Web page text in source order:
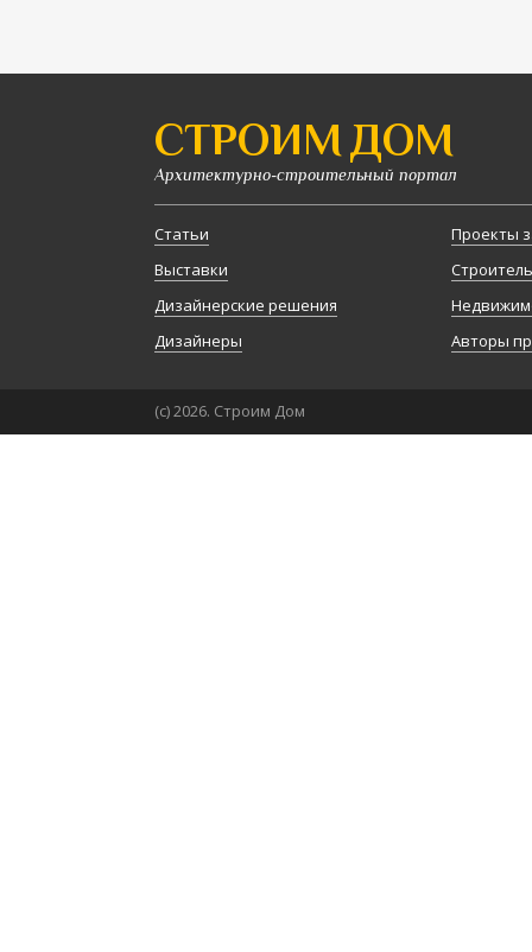
СТРОИМ ДОМ
Архитектурно-строительный портал
Статьи
Выставки
Дизайнерские решения
Дизайнеры
Проекты
Авторы
(с) 2026. Строим Дом